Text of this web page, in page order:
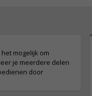
mogelijk om
je meerdere delen
door